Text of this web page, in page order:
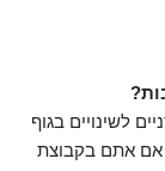
לשינויים בגוף
אם אתם בקבוצת